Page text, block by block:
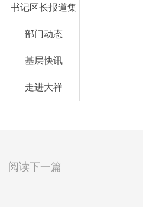
书记区长报道集
部门动态
基层快讯
走进大祥
阅读下一篇